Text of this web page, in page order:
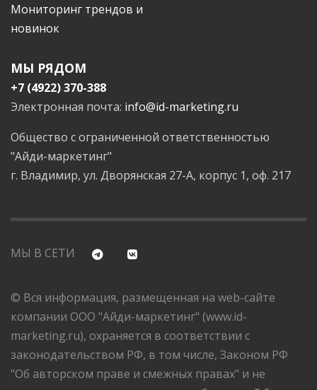
Мониторинг трендов и
новинок
МЫ РЯДОМ
+7 (4922) 370-388
Электронная почта: info@id-marketing.ru
Общество с ограниченной ответственностью
"Айди-маркетинг"
г. Владимир, ул. Дворянская 27-А, корпус 1, оф. 217
МЫ В СЕТИ
© Вся информация, размещенная на web-сайте
компании ООО "Айди-маркетинг" (www.id-
marketing.ru), охраняется в соответствии с
законодательством РФ, в том числе, Законом РФ
"Об авторском праве и смежных правах" и не